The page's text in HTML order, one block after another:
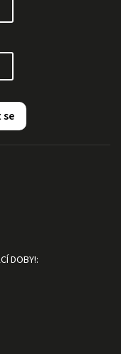
DOBY!: